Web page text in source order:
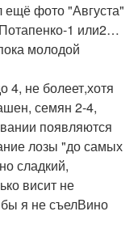
фото "Августа"
1 или2…
молодой
4, не болеет,хотя
семян 2-4,
появляются
лозы "до самых
сладкий,
висит не
я не съелВино